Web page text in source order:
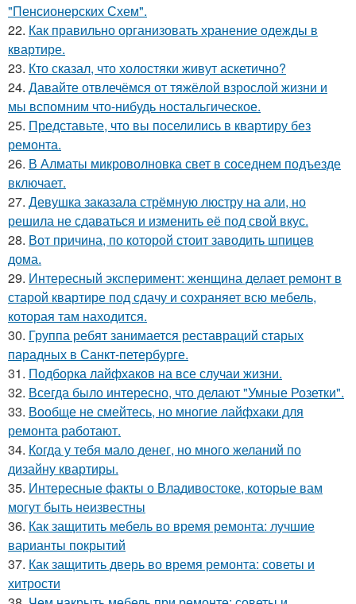
"Пенсионерских Схем".
22. Как правильно организовать хранение одежды в
квартире.
23. Кто сказал, что холостяки живут аскетично?
24. Давайте отвлечёмся от тяжёлой взрослой жизни и
мы вспомним что-нибудь ностальгическое.
25. Представьте, что вы поселились в квартиру без
ремонта.
26. В Алматы микроволновка свет в соседнем подъезде
включает.
27. Девушка заказала стрёмную люстру на али, но
решила не сдаваться и изменить её под свой вкус.
28. Вот причина, по которой стоит заводить шпицев
дома.
29. Интересный эксперимент: женщина делает ремонт в
старой квартире под сдачу и сохраняет всю мебель,
которая там находится.
30. Группа ребят занимается реставраций старых
парадных в Санкт-петербурге.
31. Подборка лайфхаков на все случаи жизни.
32. Всегда было интересно, что делают "Умные Розетки".
33. Вообще не смейтесь, но многие лайфхаки для
ремонта работают.
34. Когда у тебя мало денег, но много желаний по
дизайну квартиры.
35. Интересные факты о Владивостоке, которые вам
могут быть неизвестны
36. Как защитить мебель во время ремонта: лучшие
варианты покрытий
37. Как защитить дверь во время ремонта: советы и
хитрости